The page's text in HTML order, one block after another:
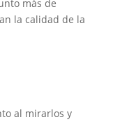
más de
la calidad de la
al mirarlos y